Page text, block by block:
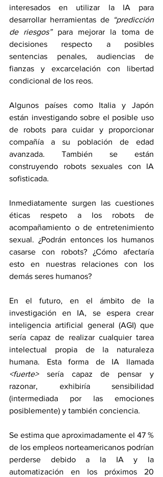
interesados en utilizar la IA para
desarrollar herramientas de “predicción
de riesgos” para mejorar la toma de
decisiones respecto a posibles
sentencias penales, audiencias de
fianzas y excarcelación con libertad
condicional de los reos.
Algunos países como Italia y Japón
están investigando sobre el posible uso
de robots para cuidar y proporcionar
compañía a su población de edad
avanzada. También se están
construyendo robots sexuales con IA
sofisticada.
Inmediatamente surgen las cuestiones
éticas respeto a los robots de
acompañamiento o de entretenimiento
sexual. ¿Podrán entonces los humanos
casarse con robots? ¿Cómo afectaría
esto en nuestras relaciones con los
demás seres humanos?
En el futuro, en el ámbito de la
investigación en IA, se espera crear
inteligencia artificial general (AGI) que
sería capaz de realizar cualquier tarea
intelectual propia de la naturaleza
<fuerte> sería capaz de pensar y
razonar, exhibiría sensibilidad
(intermediada por las emociones
posiblemente) y también conciencia.
Se estima que aproximadamente el 47 %
de los empleos norteamericanos podrían
perderse debido a la IA y la
automatización en los próximos 20